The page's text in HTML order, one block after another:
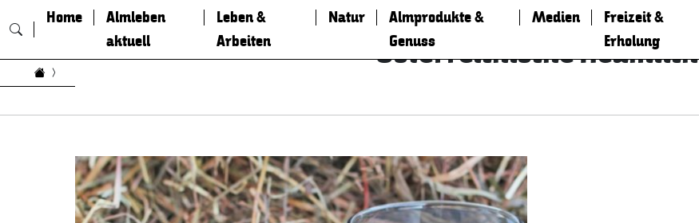
Zum Inhalt springen
Home
Almleben
aktuell
Leben &
Arbeiten
Natur
Almprodukte &
Genuss
Medien
Freizeit &
Erholung
Österreichische Heumilch